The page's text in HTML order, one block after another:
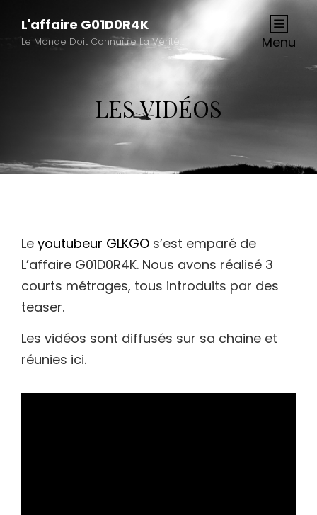
L'affaire G01D0R4K
Le Monde Doit Connaître La Vérité… Menu
LES VIDÉOS
Le youtubeur GLKGO s’est emparé de
L’affaire G01D0R4K. Nous avons réalisé 3
courts métrages, tous introduits par des
teaser.
Les vidéos sont diffusés sur sa chaine et
réunies ici.